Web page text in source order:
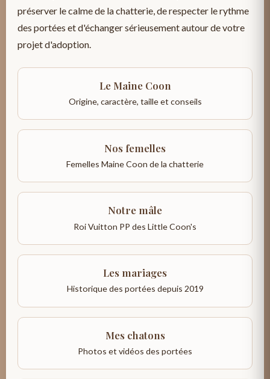
préserver le calme de la chatterie, de respecter le rythme
des portées et d'échanger sérieusement autour de votre
projet d'adoption.
Le Maine Coon
Origine, caractère, taille et conseils
Nos femelles
Femelles Maine Coon de la chatterie
Notre mâle
Roi Vuitton PP des Little Coon's
Les mariages
Historique des portées depuis 2019
Mes chatons
Photos et vidéos des portées